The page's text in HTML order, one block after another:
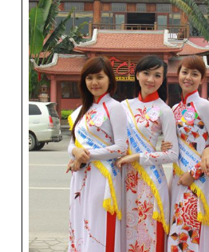
Khách
Sạn
View
Cao
Nhất
Hạ
Long